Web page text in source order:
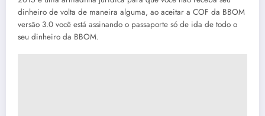
dinheiro de volta de maneira alguma, ao aceitar a COF da BBOM
versão 3.0 você está assinando o passaporte só de ida de todo o
seu dinheiro da BBOM.